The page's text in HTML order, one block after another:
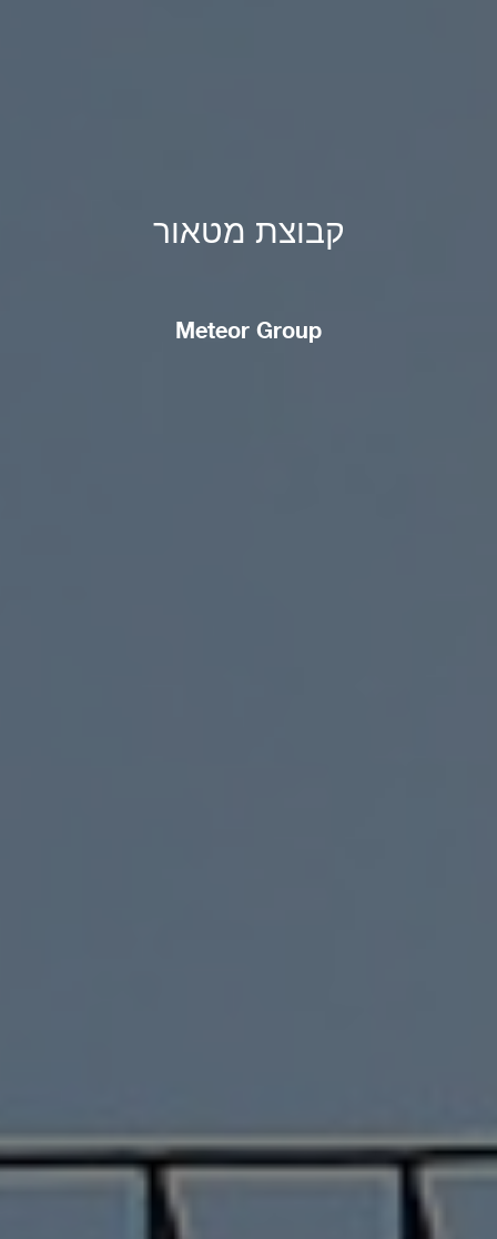
קבוצת מטאור
Meteor Group